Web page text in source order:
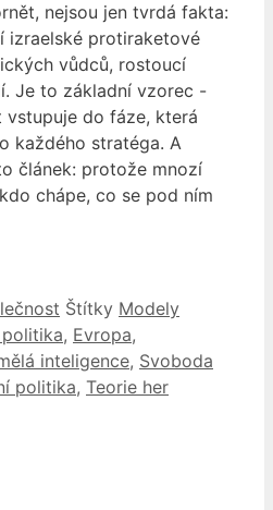
nejsou jen tvrdá fakta:
izraelské protiraketové
vůdců, rostoucí
Je to základní vzorec -
do fáze, která
každého stratéga. A
článek: protože mnozí
chápe, co se pod ním
Štítky Modely
, Evropa,
inteligence, Svoboda
politika, Teorie her